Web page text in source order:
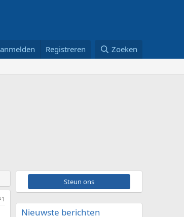
Registreren Zoeken
Steun ons
Nieuwste berichten